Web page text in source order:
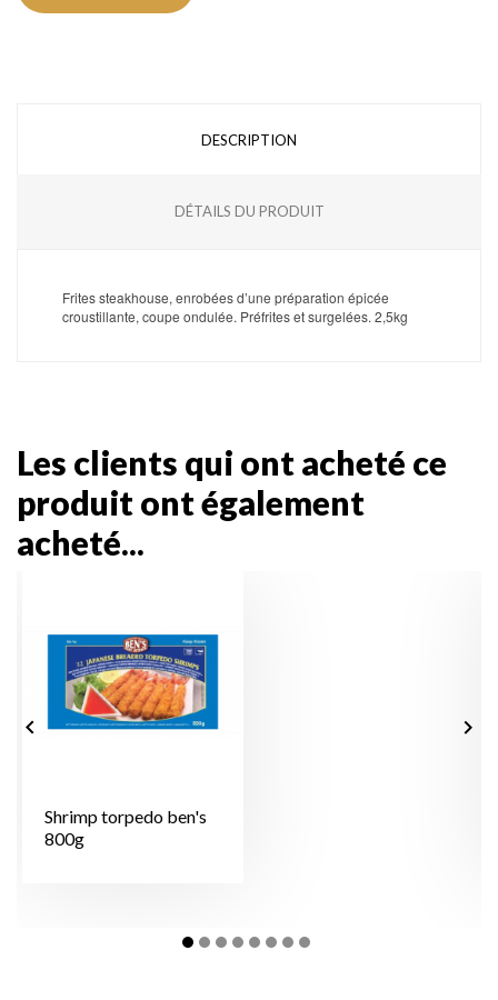
DESCRIPTION
DÉTAILS DU PRODUIT
Frites steakhouse, enrobées d’une préparation épicée
croustillante, coupe ondulée. Préfrites et surgelées. 2,5kg
Les clients qui ont acheté ce
produit ont également
acheté...
Shrimp torpedo ben's
800g
 